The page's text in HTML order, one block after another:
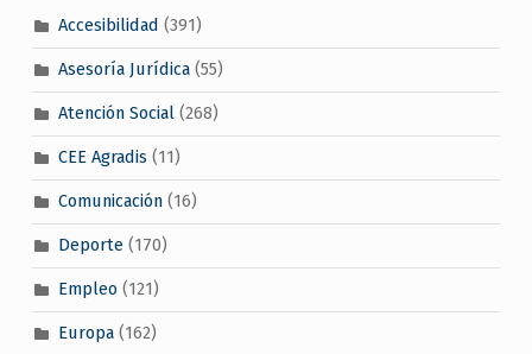
Accesibilidad (391)
Asesoría Jurídica(55)
Atención Social(268)
CEE Agradis (11)
Comunicación(16)
Deporte(170)
Empleo (121)
Europa(162)